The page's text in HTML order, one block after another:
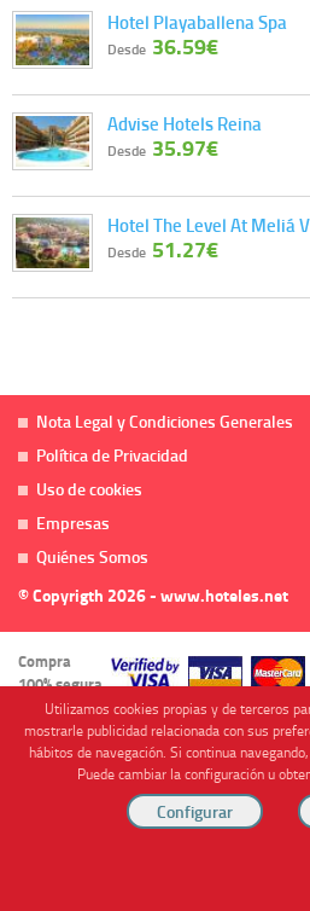
Hotel Playaballena Spa
Desde 36.59€
Advise Hotels Reina
Desde 35.97€
Hotel The Level At Meliá
Desde 51.27€
Nota Legal y Condiciones Generales
Política de Privacidad
Uso de cookies
Empresas
Quiénes Somos
© Copyrigth 2026 - www.hoteles.net
Compra
100% segura
Cofinanciado por
Utilizamos cookies propias y de terceros
mostrarle publicidad relacionada con sus
hábitos de navegación. Si continua
Puede cambiar la configuración u